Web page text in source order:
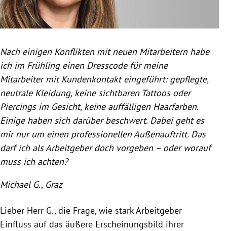
Untermenü
Untermenü
Nach einigen Konflikten mit neuen Mitarbeitern habe
ich im Frühling einen Dresscode für meine
Mitarbeiter mit Kundenkontakt eingeführt: gepflegte,
neutrale Kleidung, keine sichtbaren Tattoos oder
Piercings im Gesicht, keine auffälligen Haarfarben.
Einige haben sich darüber beschwert. Dabei geht es
mir nur um einen professionellen Außenauftritt. Das
darf ich als Arbeitgeber doch vorgeben – oder worauf
muss ich achten?
Michael G., Graz
Lieber Herr G., die Frage, wie stark Arbeitgeber
Einfluss auf das äußere Erscheinungsbild ihrer